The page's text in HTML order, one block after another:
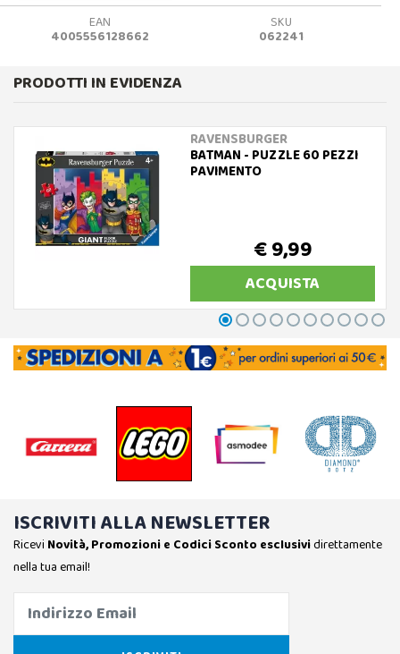
EAN
4005556128662
SKU
062241
PRODOTTI IN EVIDENZA
RAVENSBURGER
BATMAN - PUZZLE 60 PEZZI
PAVIMENTO
€ 9,99
ACQUISTA
ISCRIVITI ALLA NEWSLETTER
Ricevi Novità, Promozioni e Codici Sconto esclusividirettamente
nella tua email!